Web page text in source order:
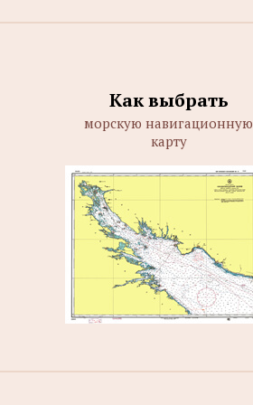
Как выбрать
морскую навигационную
карту